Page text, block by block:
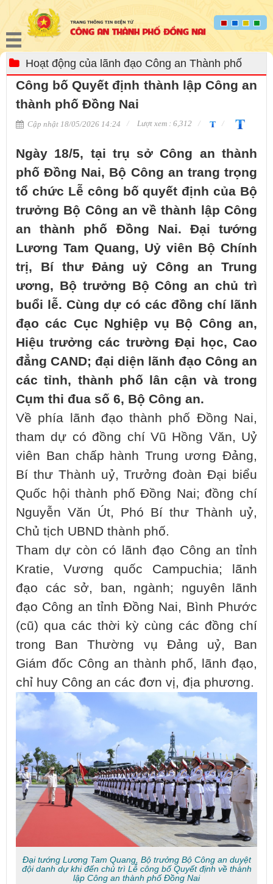
Hoạt động của lãnh đạo Công an Thành phố
Công bố Quyết định thành lập Công an
thành phố Đồng Nai
Cập nhật 18/05/2026 14:24 Lượt xem : 6,312
Ngày 18/5, tại trụ sở Công an thành
phố Đồng Nai, Bộ Công an trang trọng
tổ chức Lễ công bố quyết định của Bộ
trưởng Bộ Công an về thành lập Công
an thành phố Đồng Nai. Đại tướng
Lương Tam Quang, Uỷ viên Bộ Chính
trị, Bí thư Đảng uỷ Công an Trung
ương, Bộ trưởng Bộ Công an chủ trì
buổi lễ. Cùng dự có các đồng chí lãnh
đạo các Cục Nghiệp vụ Bộ Công an,
Hiệu trưởng các trường Đại học, Cao
đẳng CAND; đại diện lãnh đạo Công an
các tỉnh, thành phố lân cận và trong
Cụm thi đua số 6, Bộ Công an.
Về phía lãnh đạo thành phố Đồng Nai,
tham dự có đồng chí Vũ Hồng Văn, Uỷ
viên Ban chấp hành Trung ương Đảng,
Bí thư Thành uỷ, Trưởng đoàn Đại biểu
Quốc hội thành phố Đồng Nai; đồng chí
Nguyễn Văn Út, Phó Bí thư Thành uỷ,
Chủ tịch UBND thành phố.
Tham dự còn có lãnh đạo Công an tỉnh
Kratie, Vương quốc Campuchia; lãnh
đạo các sở, ban, ngành; nguyên lãnh
đạo Công an tỉnh Đồng Nai, Bình Phước
(cũ) qua các thời kỳ cùng các đồng chí
trong Ban Thường vụ Đảng uỷ, Ban
Giám đốc Công an thành phố, lãnh đạo,
chỉ huy Công an các đơn vị, địa phương.
Đại tướng Lương Tam Quang, Bộ trưởng Bộ Công an duyệt
đội danh dự khi đến chủ trì Lễ công bố Quyết định về thành
lập Công an thành phố Đồng Nai